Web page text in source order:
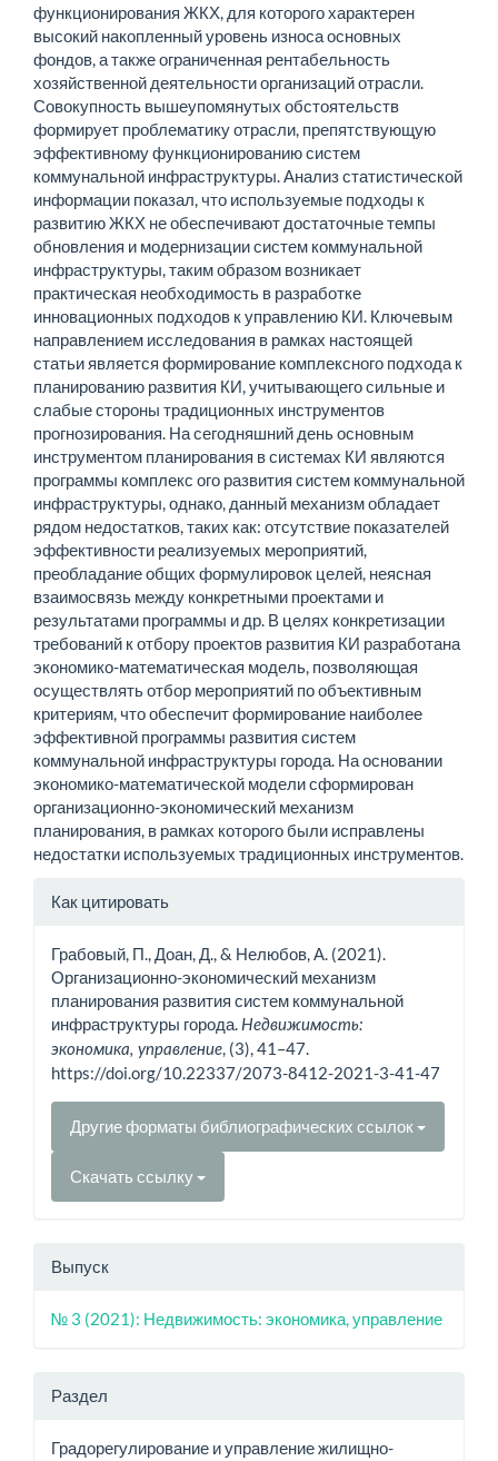
функционирования ЖКХ, для которого характерен
высокий накопленный уровень износа основных
фондов, а также ограниченная рентабельность
хозяйственной деятельности организаций отрасли.
Совокупность вышеупомянутых обстоятельств
формирует проблематику отрасли, препятствующую
эффективному функционированию систем
коммунальной инфраструктуры. Анализ статистической
информации показал, что используемые подходы к
развитию ЖКХ не обеспечивают достаточные темпы
обновления и модернизации систем коммунальной
инфраструктуры, таким образом возникает
практическая необходимость в разработке
инновационных подходов к управлению КИ. Ключевым
направлением исследования в рамках настоящей
статьи является формирование комплексного подхода к
планированию развития КИ, учитывающего сильные и
слабые стороны традиционных инструментов
прогнозирования. На сегодняшний день основным
инструментом планирования в системах КИ являются
программы комплекс ого развития систем коммунальной
инфраструктуры, однако, данный механизм обладает
рядом недостатков, таких как: отсутствие показателей
эффективности реализуемых мероприятий,
преобладание общих формулировок целей, неясная
взаимосвязь между конкретными проектами и
результатами программы и др. В целях конкретизации
требований к отбору проектов развития КИ разработана
экономико-математическая модель, позволяющая
осуществлять отбор мероприятий по объективным
критериям, что обеспечит формирование наиболее
эффективной программы развития систем
коммунальной инфраструктуры города. На основании
экономико-математической модели сформирован
организационно-экономический механизм
планирования, в рамках которого были исправлены
недостатки используемых традиционных инструментов.
Информация
Как цитировать
Грабовый, П., Доан, Д., & Нелюбов, А. (2021).
Организационно-экономический механизм
планирования развития систем коммунальной
инфраструктуры города. Недвижимость:
экономика, управление , (3), 41–47.
https://doi.org/10.22337/2073-8412-2021-3-41-47
Другие форматы библиографических ссылок
Скачать ссылку
Выпуск
№ 3 (2021): Недвижимость: экономика, управление
Раздел
Градорегулирование и управление жилищно-